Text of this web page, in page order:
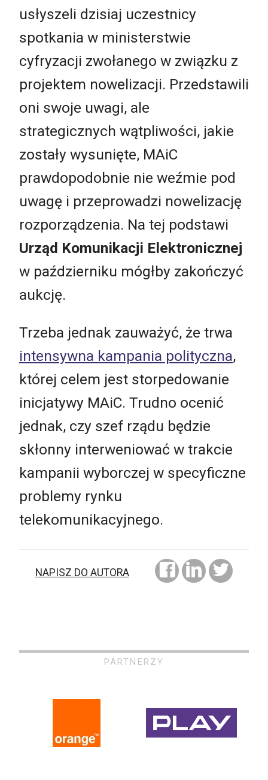
usłyszeli dzisiaj uczestnicy
spotkania w ministerstwie
cyfryzacji zwołanego w związku z
projektem nowelizacji. Przedstawili
oni swoje uwagi, ale
strategicznych wątpliwości, jakie
zostały wysunięte, MAiC
prawdopodobnie nie weźmie pod
uwagę i przeprowadzi nowelizację
rozporządzenia. Na tej podstawi
Urząd Komunikacji Elektronicznej
w październiku mógłby zakończyć
aukcję.
Trzeba jednak zauważyć, że trwa
intensywna kampania polityczna,
której celem jest storpedowanie
inicjatywy MAiC. Trudno ocenić
jednak, czy szef rządu będzie
skłonny interweniować w trakcie
kampanii wyborczej w specyficzne
problemy rynku
telekomunikacyjnego.
NAPISZ DO AUTORA
PARTNERZY